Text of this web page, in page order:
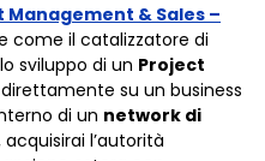
Management & Sales –
come il catalizzatore di
sviluppo di un Project
su un business
di un network di
acquisirai l’autorità